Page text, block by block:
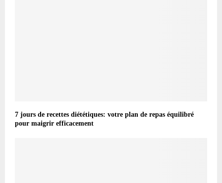
7 jours de recettes diététiques: votre plan de repas équilibré
pour maigrir efficacement